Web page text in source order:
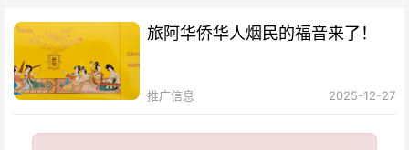
旅阿华侨华人烟民的福音来了！
推广信息 2025-12-27